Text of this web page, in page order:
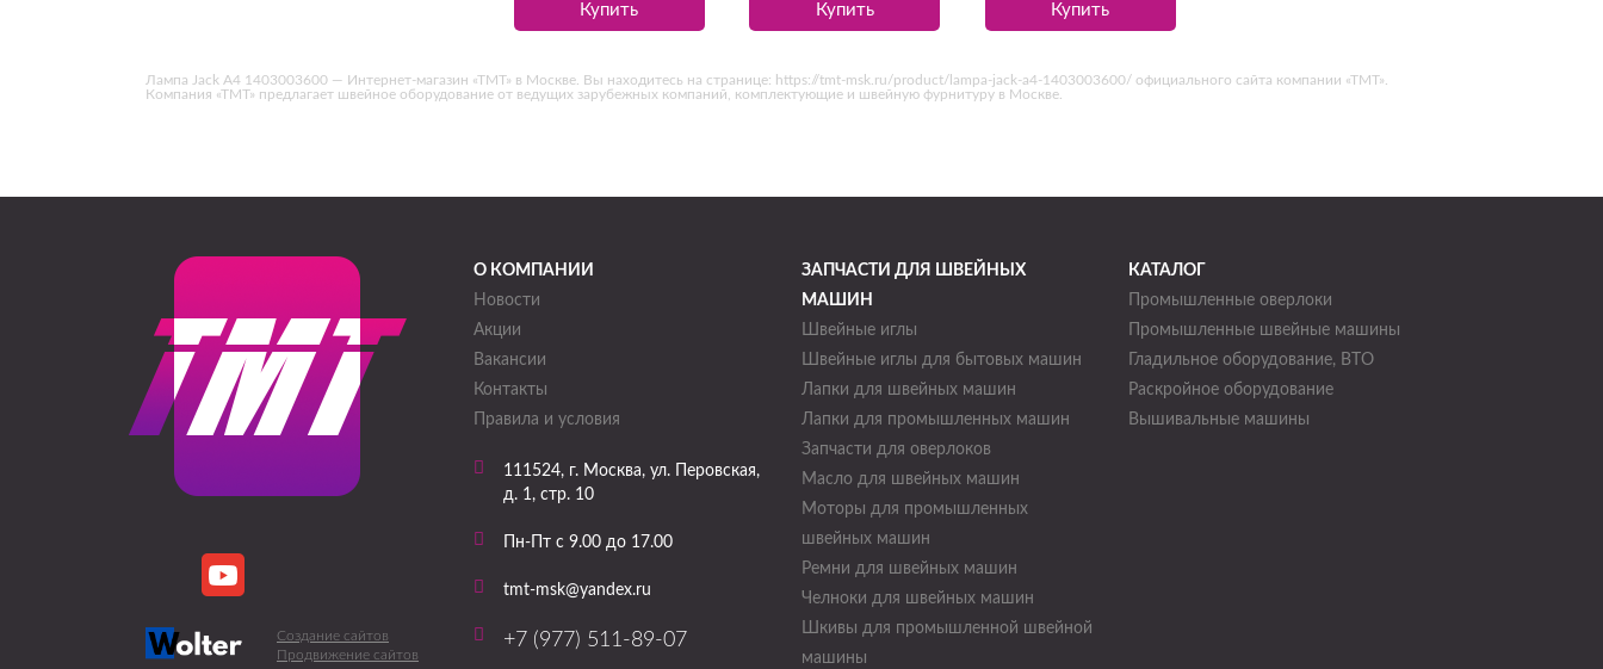
Купить Купить Купить
Лампа Jack A4 1403003600 — Интернет-магазин «ТМТ» в Москве. Вы находитесь на странице: https://tmt-msk.ru/product/lampa-jack-a4-1403003600/ официального сайта компании «ТМТ».
Компания «ТМТ» предлагает швейное оборудование от ведущих зарубежных компаний, комплектующие и швейную фурнитуру в Москве.
Создание сайтов
Продвижение сайтов
О КОМПАНИИ
Новости
Акции
Вакансии
Контакты
Правила и условия
111524, г. Москва, ул. Перовская,
д. 1, стр. 10
Пн-Пт с 9.00 до 17.00
tmt-msk@yandex.ru
+7 (977) 511-89-07
ЗАПЧАСТИ ДЛЯ ШВЕЙНЫХ
МАШИН
Швейные иглы
Швейные иглы для бытовых машин
Лапки для швейных машин
Лапки для промышленных машин
Запчасти для оверлоков
Масло для швейных машин
Моторы для промышленных
швейных машин
Ремни для швейных машин
Челноки для швейных машин
Шкивы для промышленной швейной
машины
КАТАЛОГ
Промышленные оверлоки
Промышленные швейные машины
Гладильное оборудование, ВТО
Раскройное оборудование
Вышивальные машины